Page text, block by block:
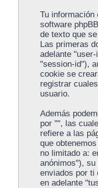
Tu información
software
de texto que
Las primeras
adelante
"session-id"),
cookie se
registrar
usuario.
Además
por "", las
refiere a las
que
no limitado a:
anónimos"),
enviados por ti
en adelante